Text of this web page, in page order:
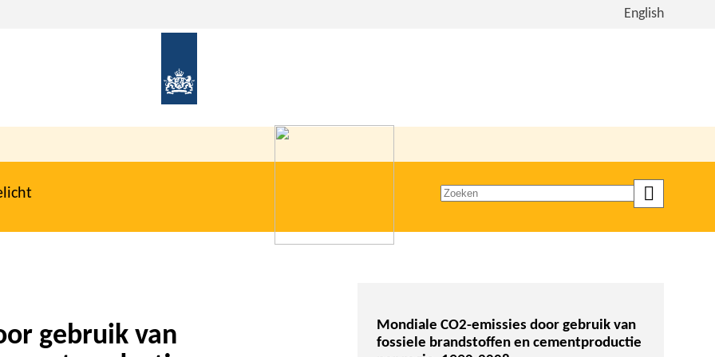
Bekijk
English
Zoeken
gebruik van
Mondiale CO2-emissies door gebruik van
fossiele brandstoffen en cementproductie